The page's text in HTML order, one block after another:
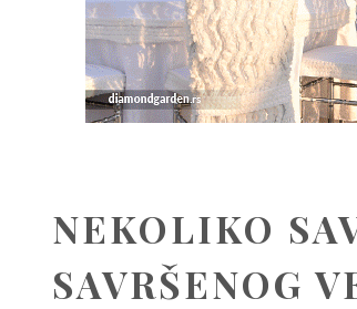
NEKOLIKO
SAVRŠENOG